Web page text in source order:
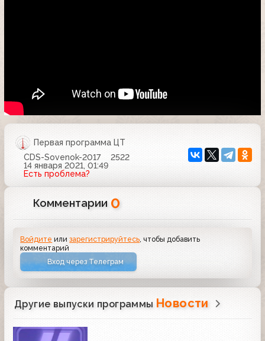
Первая программа ЦТ
CDS-Sovenok-2017
2522
14 января 2021, 01:49
Есть проблема?
Комментарии 0
Войдите илизарегистрируйтесь , чтобы добавить
комментарий
Вход через Телеграм
Другие выпуски программы Новости